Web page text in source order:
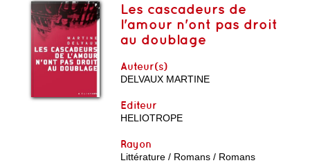
Les cascadeurs de
l'amour n'ont pas droit
au doublage
Auteur(s)
DELVAUX MARTINE
Editeur
HELIOTROPE
Rayon
Littérature / Romans / Romans